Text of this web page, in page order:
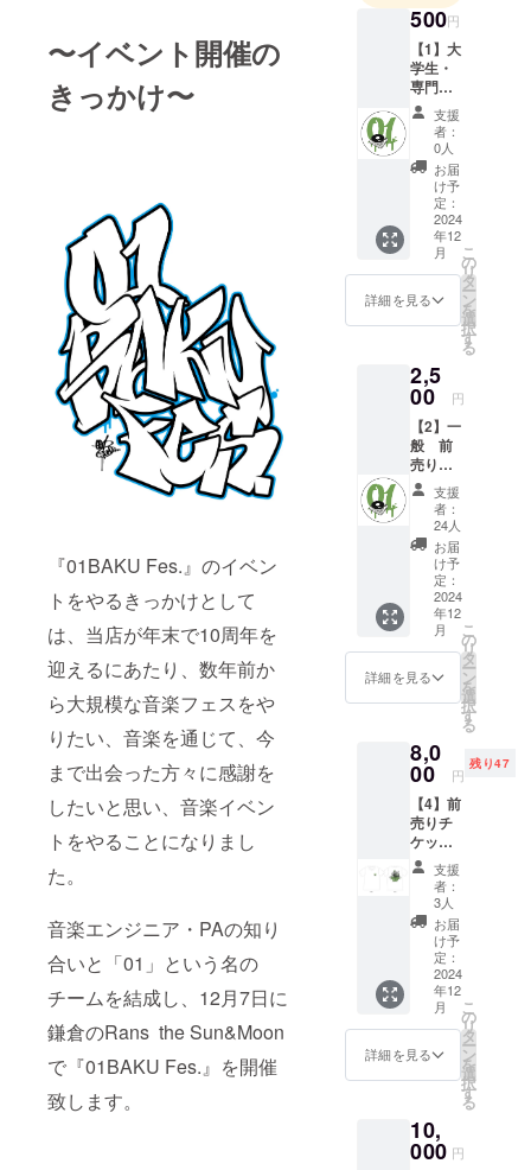
〜イベント開催の
きっかけ〜
『01BAKU Fes.』のイベン
トをやるきっかけとして
は、当店が年末で10周年を
迎えるにあたり、数年前か
ら大規模な音楽フェスをや
りたい、音楽を通じて、今
まで出会った方々に感謝を
したいと思い、音楽イベン
トをやることになりまし
た。
音楽エンジニア・PAの知り
合いと「01」という名の
チームを結成し、12月7日に
鎌倉のRans the Sun&Moon
で『01BAKU Fes.』を開催
致します。
500円
【1】大
学生・
専門限
定 前
売りチ
ケット
（イベ
ント限
定ス
テッ
カー付
き、1
点）
（ス
カー
size5c
m×5cm
）
支援
者：
0人
お届
け予
定：
2024
年12
月
詳細を見る
こ
の
リ
タ
ー
ン
を
選
択
す
る
2,5
00 円
【2】一
般 前
売りチ
ケッ
ト
（イベ
ント限
定ス
テッ
カー付
き、1
点）
（ス
テッ
size5c
m×5cm
）
支援
者：
24人
お届
け予
定：
2024
年12
月
詳細を見る
こ
の
リ
タ
ー
ン
を
選
択
す
る
8,0
00 円
残り47
【4】前
売りチ
ケッ
ト 50
枚限定
（イベ
ント限
定Tシャ
ツ付
き、1
点）
（イベ
ント当
日は30
で販
売）
支援
者：
3人
お届
け予
定：
2024
年12
月
詳細を見る
こ
の
リ
タ
ー
ン
を
選
択
す
る
10,
000 円